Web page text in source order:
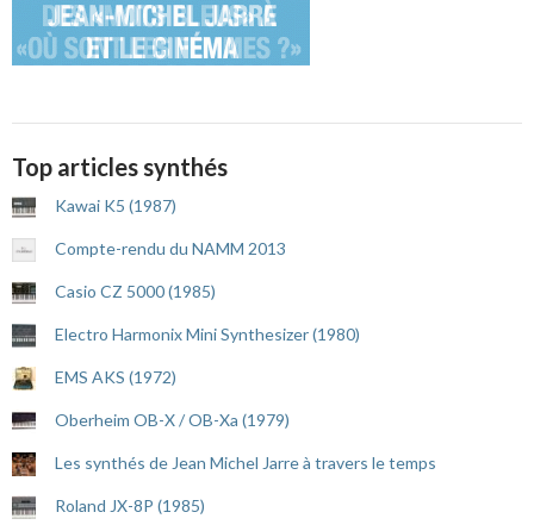
Top articles synthés
Kawai K5 (1987)
Compte-rendu du NAMM 2013
Casio CZ 5000 (1985)
Electro Harmonix Mini Synthesizer (1980)
EMS AKS (1972)
Oberheim OB-X / OB-Xa (1979)
Les synthés de Jean Michel Jarre à travers le temps
Roland JX-8P (1985)